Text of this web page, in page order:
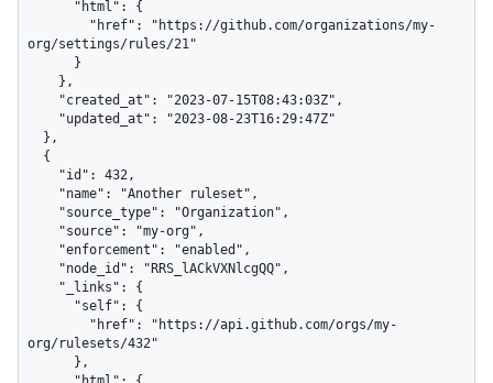
org/settings/rules/21"
org/rulesets/432"